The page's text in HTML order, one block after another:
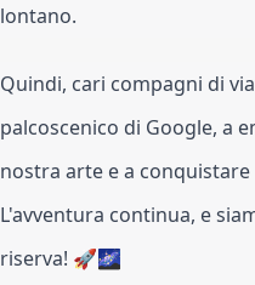
lontano.
Quindi, cari compagni di
palcoscenico di Google, a
nostra arte e a conquistare
L'avventura continua, e
riserva! 🚀🌌